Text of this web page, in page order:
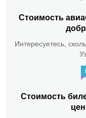
Стоимость
Интересуетесь,
Стоимость